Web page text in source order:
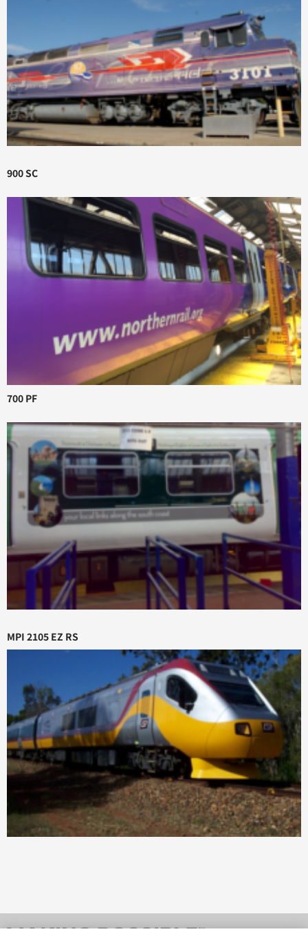
900 SC
700 PF
MPI 2105 EZ RS